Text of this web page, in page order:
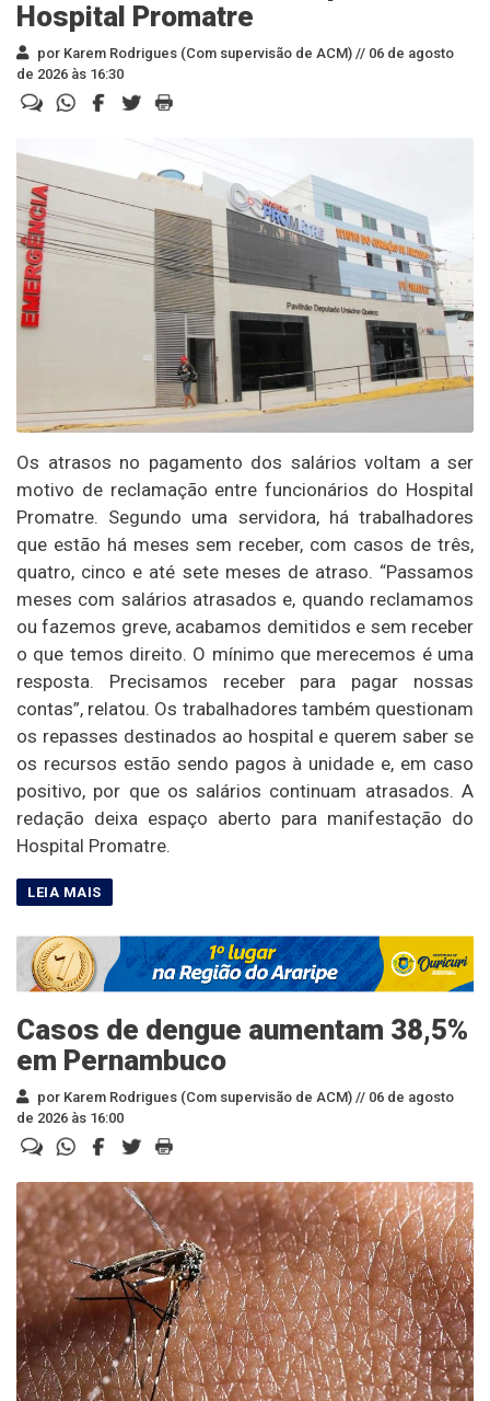
Hospital Promatre
por Karem Rodrigues (Com supervisão de ACM) // 06 de agosto
de 2026 às 16:30
Os atrasos no pagamento dos salários voltam a ser
motivo de reclamação entre funcionários do Hospital
Promatre. Segundo uma servidora, há trabalhadores
que estão há meses sem receber, com casos de três,
quatro, cinco e até sete meses de atraso. “Passamos
meses com salários atrasados e, quando reclamamos
ou fazemos greve, acabamos demitidos e sem receber
o que temos direito. O mínimo que merecemos é uma
resposta. Precisamos receber para pagar nossas
contas”, relatou. Os trabalhadores também questionam
os repasses destinados ao hospital e querem saber se
os recursos estão sendo pagos à unidade e, em caso
positivo, por que os salários continuam atrasados. A
redação deixa espaço aberto para manifestação do
Hospital Promatre.
Casos de dengue aumentam 38,5%
em Pernambuco
por Karem Rodrigues (Com supervisão de ACM) // 06 de agosto
de 2026 às 16:00